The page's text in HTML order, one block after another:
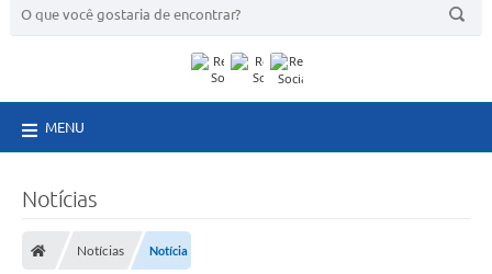
MENU
Notícias
Notícias Notícia